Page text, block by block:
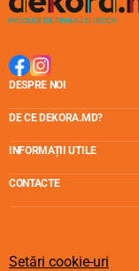
DESPRE NOI
DE CE DEKORA.MD?
INFORMAȚII UTILE
CONTACTE
Setări cookie-uri